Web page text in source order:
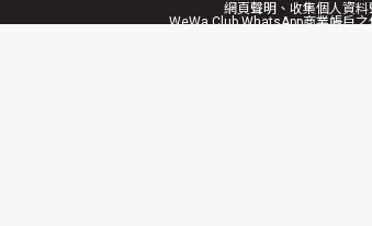
網頁聲明、收集個人資
WeWa Club WhatsApp商業帳戶